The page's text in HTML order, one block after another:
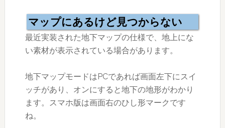
マップにあるけど見つからない
最近実装された地下マップの仕様で、地上にな
い素材が表示されている場合があります。
地下マップモードはPCであれば画面左下にスイ
ッチがあり、オンにすると地下の地形がわかり
ます。スマホ版は画面右のひし形マークです
ね。